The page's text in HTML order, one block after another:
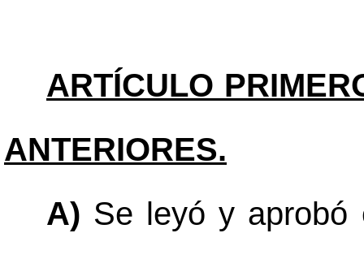
ARTÍCULO
ANTERIORES.
A) Se leyó y aprobó